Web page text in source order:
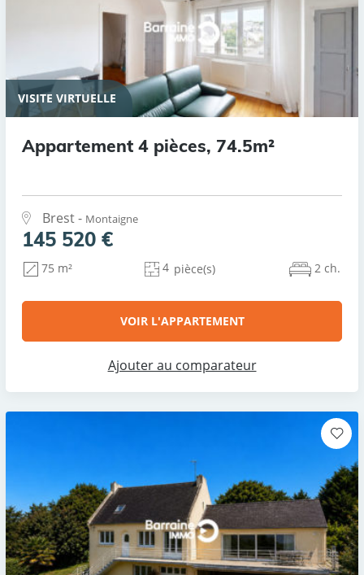
VISITE VIRTUELLE
Appartement 4 pièces, 74.5m²
Brest - Montaigne
145 520 €
75 m² 4 pièce(s) 2 ch.
VOIR L'APPARTEMENT
Ajouter au comparateur